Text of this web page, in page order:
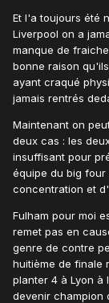
Et l'a toujours été
Liverpool on a
manque de
bonne raison
ayant craqué
jamais rentrés
Maintenant on
deux cas : les
insuffisant pour
équipe du big four
concentration et
Fulham pour moi
remet pas en
genre de contre
huitième de finale
planter 4 à Lyon à
devenir champion